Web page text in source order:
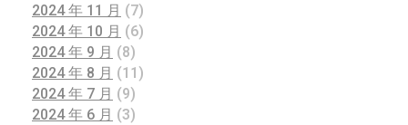
2024 年 11 月 (7)
2024 年 10 月 (6)
2024 年 9 月 (8)
2024 年 8 月 (11)
2024 年 7 月 (9)
2024 年 6 月 (3)